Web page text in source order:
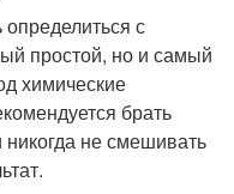
с
простой, но и самый
химические
брать
никогда не смешивать